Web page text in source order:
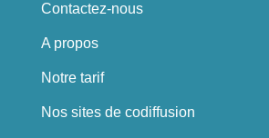
Contactez-nous
A propos
Notre tarif
Nos sites de codiffusion